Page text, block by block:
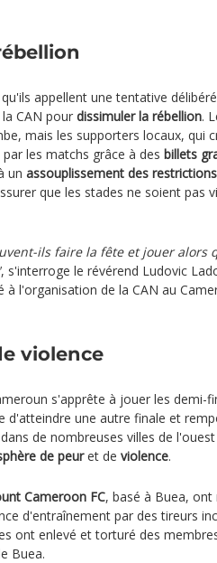
appellent une tentative
CAN pour dissimuler la rébellion.
mais les supporters locaux, qui
les matchs grâce à des billets
un assouplissement des restrictions
que les stades ne soient pas
ils faire la fête et jouer alors
, s'interroge le révérend Ludovic
l'organisation de la CAN au
violence
s'apprête à jouer les demi-
d'atteindre une autre finale et
de nombreuses villes de
de peuret de violence.
Cameroon FC, basé à Buea,
d'entraînement par des tireurs
ont enlevé et torturé des
Buea.